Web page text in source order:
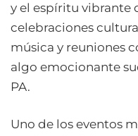
y el espíritu vibrante
celebraciones
música y reuniones
algo emocionante
PA.
Uno de los eventos